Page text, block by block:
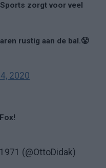
zorgt voor veel
rustig aan de bal.😤
2020
(@OttoDidak)